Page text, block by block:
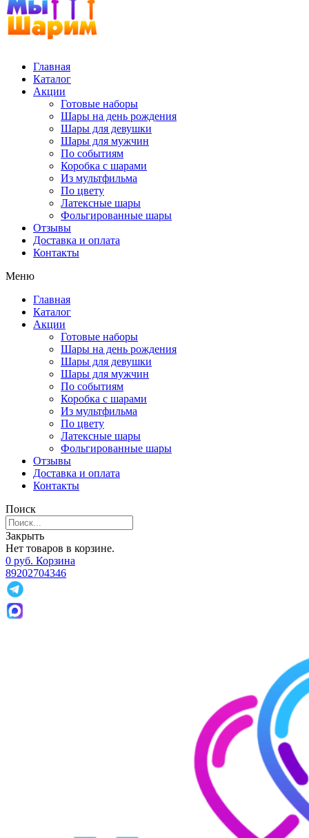
Главная
Каталог
Акции
Готовые наборы
Шары на день рождения
Шары для девушки
Шары для мужчин
По событиям
Коробка с шарами
Из мультфильма
По цвету
Латексные шары
Фольгированные шары
Отзывы
Доставка и оплата
Контакты
Меню
Главная
Каталог
Акции
Готовые наборы
Шары на день рождения
Шары для девушки
Шары для мужчин
По событиям
Коробка с шарами
Из мультфильма
По цвету
Латексные шары
Фольгированные шары
Отзывы
Доставка и оплата
Контакты
Поиск
Закрыть
Нет товаров в корзине.
0 руб. Корзина
89202704346